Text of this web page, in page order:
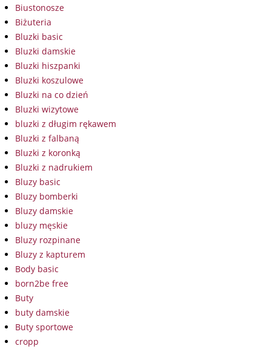
Biustonosze
Biżuteria
Bluzki basic
Bluzki damskie
Bluzki hiszpanki
Bluzki koszulowe
Bluzki na co dzień
Bluzki wizytowe
bluzki z długim rękawem
Bluzki z falbaną
Bluzki z koronką
Bluzki z nadrukiem
Bluzy basic
Bluzy bomberki
Bluzy damskie
bluzy męskie
Bluzy rozpinane
Bluzy z kapturem
Body basic
born2be free
Buty
buty damskie
Buty sportowe
cropp